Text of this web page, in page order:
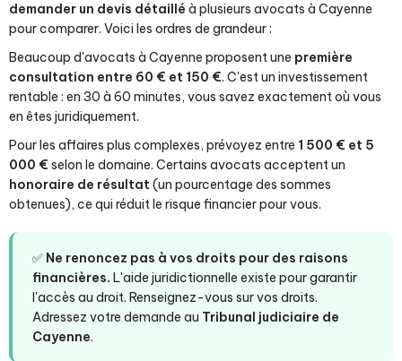
demander un devis détaillé à plusieurs avocats à Cayenne
pour comparer. Voici les ordres de grandeur :
Beaucoup d'avocats à Cayenne proposent une première
consultation entre 60 € et 150 €. C'est un investissement
rentable : en 30 à 60 minutes, vous savez exactement où vous
en êtes juridiquement.
Pour les affaires plus complexes, prévoyez entre 1 500 € et 5
000 € selon le domaine. Certains avocats acceptent un
honoraire de résultat (un pourcentage des sommes
obtenues), ce qui réduit le risque financier pour vous.
✅ Ne renoncez pas à vos droits pour des raisons
financières. L'aide juridictionnelle existe pour garantir
l'accès au droit. Renseignez-vous sur vos droits.
Adressez votre demande au Tribunal judiciaire de
Cayenne.